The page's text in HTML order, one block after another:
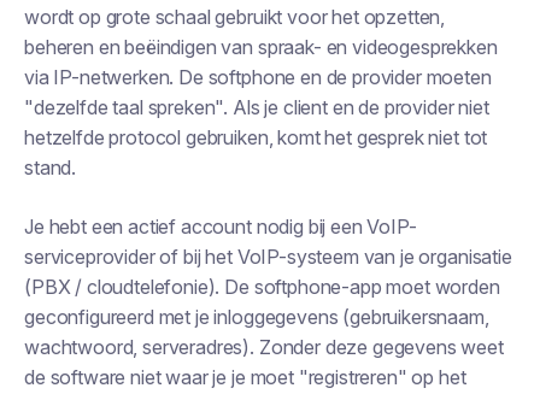
wordt op grote schaal gebruikt voor het opzetten,
beheren en beëindigen van spraak- en videogesprekken
via IP-netwerken. De softphone en de provider moeten
"dezelfde taal spreken". Als je client en de provider niet
hetzelfde protocol gebruiken, komt het gesprek niet tot
stand.
Je hebt een actief account nodig bij een VoIP-
serviceprovider of bij het VoIP-systeem van je organisatie
(PBX / cloudtelefonie). De softphone-app moet worden
geconfigureerd met je inloggegevens (gebruikersnaam,
wachtwoord, serveradres). Zonder deze gegevens weet
de software niet waar je je moet "registreren" op het